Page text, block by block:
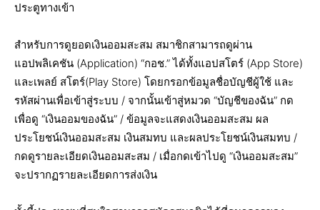
ประตูทางเข้า
สำหรับการดูยอดเงินออมสะสม สมาชิกสามารถดูผ่าน
แอปพลิเคชัน (Application) “กอช.” ได้ทั้งแอปสโตร์ (App Store)
และเพลย์ สโตร์(Play Store) โดยกรอกข้อมูลชื่อบัญชีผู้ใช้ และ
รหัสผ่านเพื่อเข้าสู่ระบบ / จากนั้นเข้าสู่หมวด “บัญชีของฉัน” กด
เพื่อดู “เงินออมของฉัน” / ข้อมูลจะแสดงเงินออมสะสม ผล
ประโยชน์เงินออมสะสม เงินสมทบ และผลประโยชน์เงินสมทบ /
กดดูรายละเอียดเงินออมสะสม / เมื่อกดเข้าไปดู “เงินออมสะสม”
จะปรากฏรายละเอียดการส่งเงิน